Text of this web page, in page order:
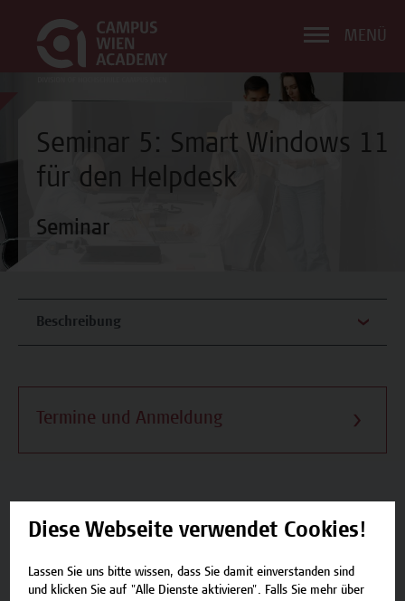
MENÜ
Seminar 5: Smart Windows 11
für den Helpdesk
Seminar
Beschreibung
Termine und Anmeldung
Beschreibung
Termine und Anmeldung
Diese Webseite verwendet Cookies!
Lassen Sie uns bitte wissen, dass Sie damit einverstanden sind
und klicken Sie auf "Alle Dienste aktivieren". Falls Sie mehr über